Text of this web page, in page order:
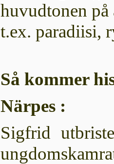
huvudtonen på
t.ex. paradiisi,
Så kommer
Närpes :
Sigfrid